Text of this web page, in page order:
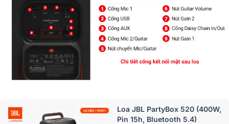
Loa JBL PartyBox 520 (400W,
Pin 15h, Bluetooth 5.4)